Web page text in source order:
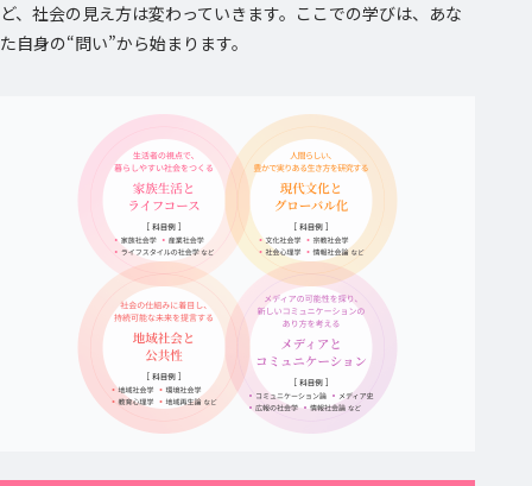
ど、社会の見え方は変わっていきます。ここでの学びは、あな
た自身の“問い”から始まります。